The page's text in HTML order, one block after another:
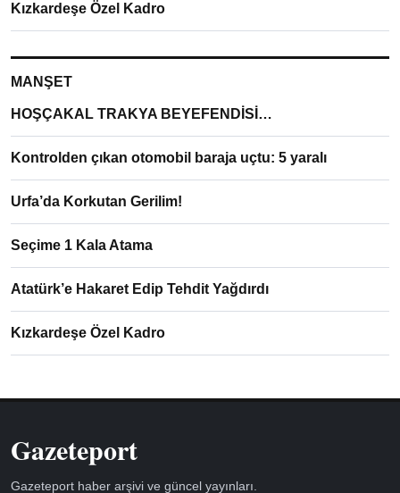
Kızkardeşe Özel Kadro
MANŞET
HOŞÇAKAL TRAKYA BEYEFENDİSİ…
Kontrolden çıkan otomobil baraja uçtu: 5 yaralı
Urfa’da Korkutan Gerilim!
Seçime 1 Kala Atama
Atatürk’e Hakaret Edip Tehdit Yağdırdı
Kızkardeşe Özel Kadro
Gazeteport
Gazeteport haber arşivi ve güncel yayınları.